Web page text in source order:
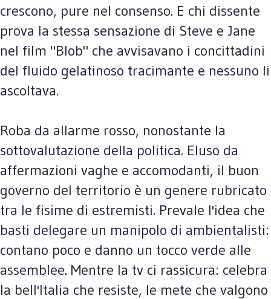
crescono, pure nel consenso. E chi dissente
prova la stessa sensazione di Steve e Jane
nel film "Blob" che avvisavano i concittadini
del fluido gelatinoso tracimante e nessuno li
ascoltava.
Roba da allarme rosso, nonostante la
sottovalutazione della politica. Eluso da
affermazioni vaghe e accomodanti, il buon
governo del territorio è un genere rubricato
tra le fisime di estremisti. Prevale l'idea che
basti delegare un manipolo di ambientalisti:
contano poco e danno un tocco verde alle
assemblee. Mentre la tv ci rassicura: celebra
la bell'Italia che resiste, le mete che valgono